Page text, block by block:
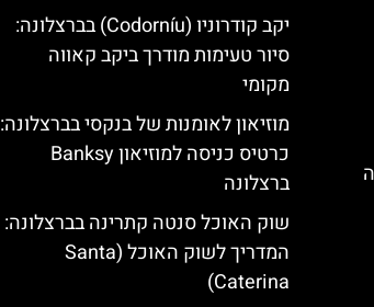
יקב קודרוניו (Codorníu) בברצלונה:
סיור טעימות מודרך ביקב קאווה
מקומי
מוזיאון לאומנות של בנקסי בברצלונה:
כרטיס כניסה למוזיאון Banksy
ברצלונה
שוק האוכל סנטה קתרינה בברצלונה:
המדריך לשוק האוכל (Santa
Caterina)